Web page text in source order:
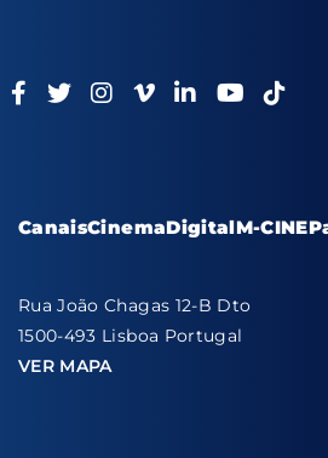
CanaisCinemaDigitalM-CINE
Rua João Chagas 12-B Dto
1500-493 Lisboa Portugal
VER MAPA